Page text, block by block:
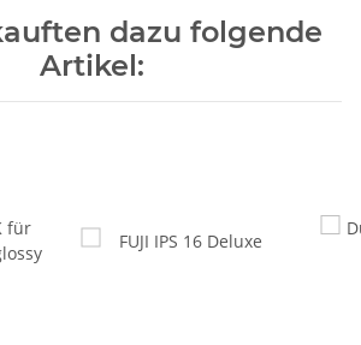
dazu folgende
Artikel: